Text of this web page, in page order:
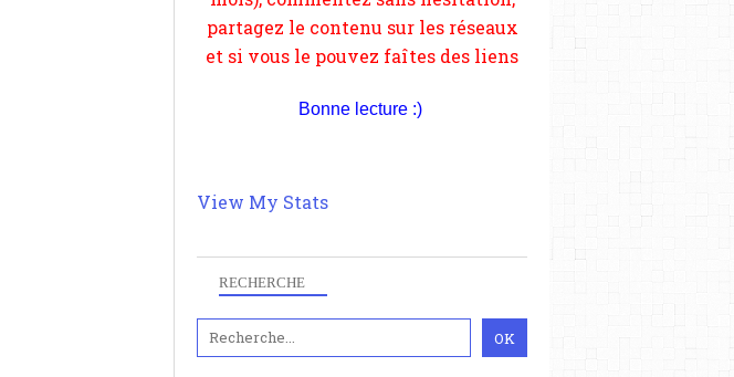
RECHERCHE
Bonne lecture :)
View My Stats